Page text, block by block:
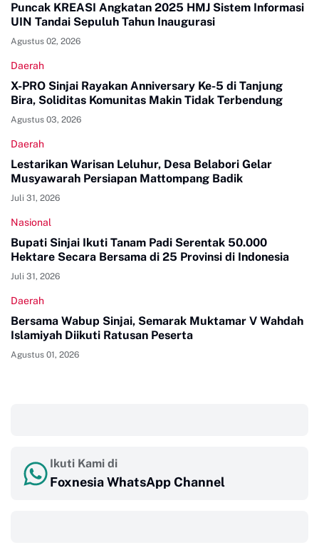
Puncak KREASI Angkatan 2025 HMJ Sistem Informasi
UIN Tandai Sepuluh Tahun Inaugurasi
Agustus 02, 2026
Daerah
X-PRO Sinjai Rayakan Anniversary Ke-5 di Tanjung
Bira, Soliditas Komunitas Makin Tidak Terbendung
Agustus 03, 2026
Daerah
Lestarikan Warisan Leluhur, Desa Belabori Gelar
Musyawarah Persiapan Mattompang Badik
Juli 31, 2026
Nasional
Bupati Sinjai Ikuti Tanam Padi Serentak 50.000
Hektare Secara Bersama di 25 Provinsi di Indonesia
Juli 31, 2026
Daerah
Bersama Wabup Sinjai, Semarak Muktamar V Wahdah
Islamiyah Diikuti Ratusan Peserta
Agustus 01, 2026
Ikuti Kami di
Foxnesia WhatsApp Channel